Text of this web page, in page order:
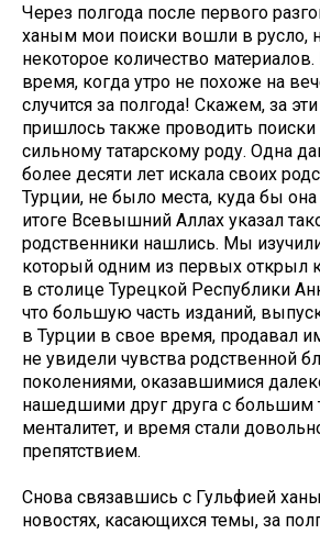
Через полгода после первого
ханым мои поиски вошли в русло,
некоторое количество
время, когда утро не похоже на
случится за полгода! Скажем, за
пришлось также проводить
сильному татарскому роду. Одна
более десяти лет искала своих
Турции, не было места, куда бы
итоге Всевышний Аллах указал
родственники нашлись. Мы
который одним из первых открыл
в столице Турецкой Республики
что большую часть изданий,
в Турции в свое время, продавал
не увидели чувства родственной
поколениями, оказавшимися
нашедшими друг друга с большим
менталитет, и время стали
препятствием.
Снова связавшись с Гульфией
новостях, касающихся темы, за